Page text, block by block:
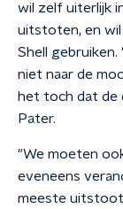
wil zelf uiterlijk
uitstoten, en wil
Shell gebruiken.
niet naar de
het toch dat de
Pater.
"We moeten
eveneens
meeste uitstoot